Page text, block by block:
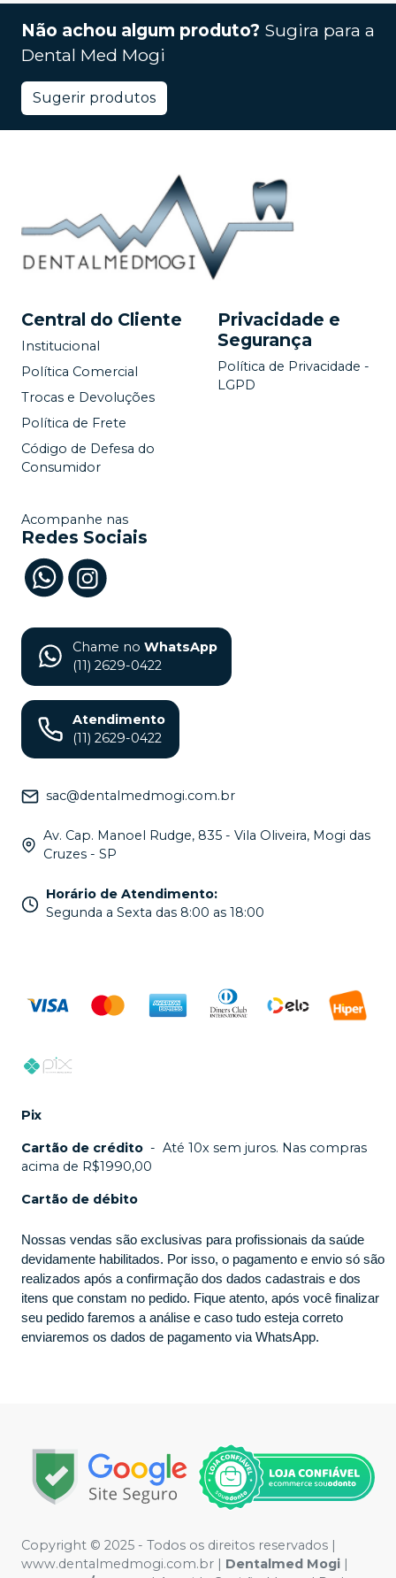
Não achou algum produto? Sugira para a
Dental Med Mogi
Sugerir produtos
Central do Cliente
Institucional
Política Comercial
Trocas e Devoluções
Política de Frete
Código de Defesa do
Consumidor
Privacidade e
Segurança
Política de Privacidade -
LGPD
Acompanhe nas
Redes Sociais
Chame no WhatsApp
(11) 2629-0422
Atendimento
(11) 2629-0422
sac@dentalmedmogi.com.br
Av. Cap. Manoel Rudge, 835 - Vila Oliveira, Mogi das
Cruzes - SP
Horário de Atendimento:
Segunda a Sexta das 8:00 as 18:00
Pix
Cartão de crédito - Até 10x sem juros. Nas compras
acima de R$1990,00
Cartão de débito
Nossas vendas são exclusivas para profissionais da saúde
devidamente habilitados. Por isso, o pagamento e envio só são
realizados após a confirmação dos dados cadastrais e dos
itens que constam no pedido. Fique atento, após você finalizar
seu pedido faremos a análise e caso tudo esteja correto
enviaremos os dados de pagamento via WhatsApp.
Copyright © 2025 - Todos os direitos reservados |
www.dentalmedmogi.com.br | Dentalmed Mogi |